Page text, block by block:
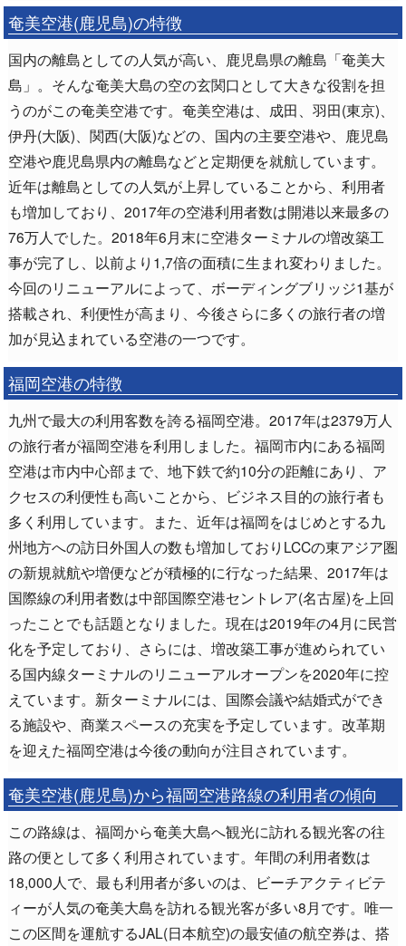
奄美空港(鹿児島)の特徴
国内の離島としての人気が高い、鹿児島県の離島「奄美大
島」。そんな奄美大島の空の玄関口として大きな役割を担
うのがこの奄美空港です。奄美空港は、成田、羽田(東京)、
伊丹(大阪)、関西(大阪)などの、国内の主要空港や、鹿児島
空港や鹿児島県内の離島などと定期便を就航しています。
近年は離島としての人気が上昇していることから、利用者
も増加しており、2017年の空港利用者数は開港以来最多の
76万人でした。2018年6月末に空港ターミナルの増改築工
事が完了し、以前より1,7倍の面積に生まれ変わりました。
今回のリニューアルによって、ボーディングブリッジ1基が
搭載され、利便性が高まり、今後さらに多くの旅行者の増
加が見込まれている空港の一つです。
福岡空港の特徴
九州で最大の利用客数を誇る福岡空港。2017年は2379万人
の旅行者が福岡空港を利用しました。福岡市内にある福岡
空港は市内中心部まで、地下鉄で約10分の距離にあり、ア
クセスの利便性も高いことから、ビジネス目的の旅行者も
多く利用しています。また、近年は福岡をはじめとする九
州地方への訪日外国人の数も増加しておりLCCの東アジア圏
の新規就航や増便などが積極的に行なった結果、2017年は
国際線の利用者数は中部国際空港セントレア(名古屋)を上回
ったことでも話題となりました。現在は2019年の4月に民営
化を予定しており、さらには、増改築工事が進められてい
る国内線ターミナルのリニューアルオープンを2020年に控
えています。新ターミナルには、国際会議や結婚式ができ
る施設や、商業スペースの充実を予定しています。改革期
を迎えた福岡空港は今後の動向が注目されています。
奄美空港(鹿児島)から福岡空港路線の利用者の傾向
この路線は、福岡から奄美大島へ観光に訪れる観光客の往
路の便として多く利用されています。年間の利用者数は
18,000人で、最も利用者が多いのは、ビーチアクティビテ
ィーが人気の奄美大島を訪れる観光客が多い8月です。唯一
この区間を運航するJAL(日本航空)の最安値の航空券は、搭